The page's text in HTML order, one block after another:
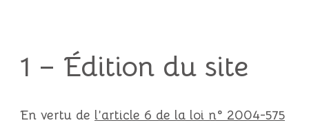
1 – Édition du site
En vertu de l’article 6 de la loi n° 2004-575